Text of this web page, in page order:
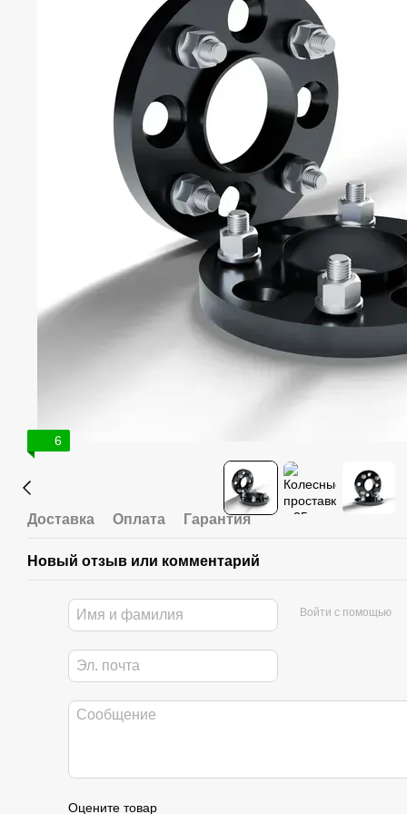
6
Доставка Оплата Гарантия
Новый отзыв или комментарий
Войти с помощью
Оцените товар